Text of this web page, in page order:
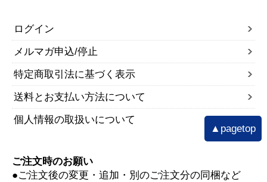
ログイン
メルマガ申込/停止
特定商取引法に基づく表示
送料とお支払い方法について
個人情報の取扱いについて
ご注文時のお願い
●ご注文後の変更・追加・別のご注文分の同梱など
▲pagetop